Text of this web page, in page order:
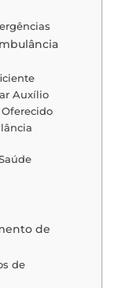
Auxílio
de
de